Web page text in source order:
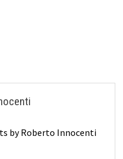
by Roberto Innocenti